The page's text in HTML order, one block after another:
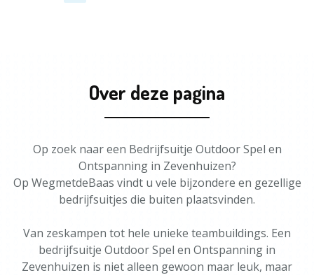
Over deze pagina
Op zoek naar een Bedrijfsuitje Outdoor Spel en
Ontspanning in Zevenhuizen?
Op WegmetdeBaas vindt u vele bijzondere en gezellige
bedrijfsuitjes die buiten plaatsvinden.
Van zeskampen tot hele unieke teambuildings. Een
bedrijfsuitje Outdoor Spel en Ontspanning in
Zevenhuizen is niet alleen gewoon maar leuk, maar